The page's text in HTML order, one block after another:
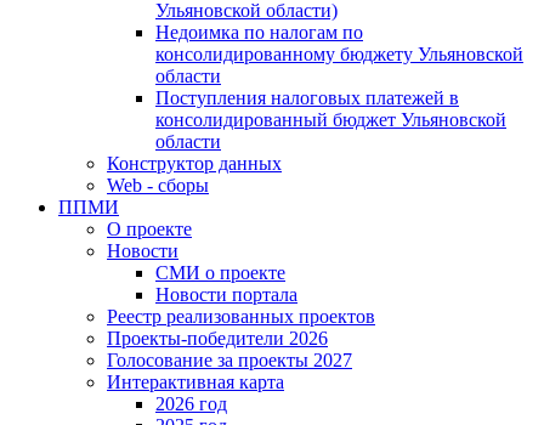
Ульяновской области)
Недоимка по налогам по
консолидированному бюджету Ульяновской
области
Поступления налоговых платежей в
консолидированный бюджет Ульяновской
области
Конструктор данных
Web - сборы
ППМИ
О проекте
Новости
СМИ о проекте
Новости портала
Реестр реализованных проектов
Проекты-победители 2026
Голосование за проекты 2027
Интерактивная карта
2026 год